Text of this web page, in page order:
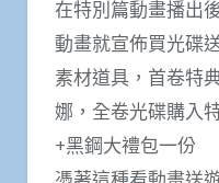
在特別篇動畫播出
動畫就宣佈買光碟
素材道具，首卷特
娜，全卷光碟購入
+黑鋼大禮包一份